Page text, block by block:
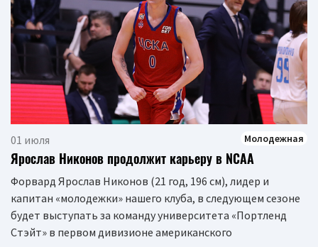
01 июля Молодежная
Ярослав Никонов продолжит карьеру в NCAA
Форвард Ярослав Никонов (21 год, 196 см), лидер и
капитан «молодежки» нашего клуба, в следующем сезоне
будет выступать за команду университета «Портленд
Стэйт» в первом дивизионе американского